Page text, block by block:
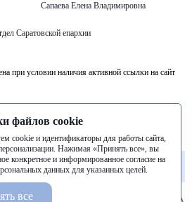
Сапаева Елена Владимировна
Саратовской епархии
при условии наличия активной ссылки на сайт
печатных изданиях (книгах, прессе) возможна
редакции.
Балашовская
епархия
Балаковская
епархия
файлов cookie
cookie и идентификаторы для работы сайта,
Нажимая «Принять все», вы
конкретное и информированное согласие на
данных для указанных целей.
все